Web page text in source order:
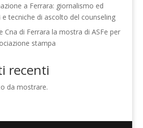
a Ferrara: giornalismo ed
tecniche di ascolto del counseling
Cna di Ferrara la mostra di ASFe per
stampa
recenti
da mostrare.